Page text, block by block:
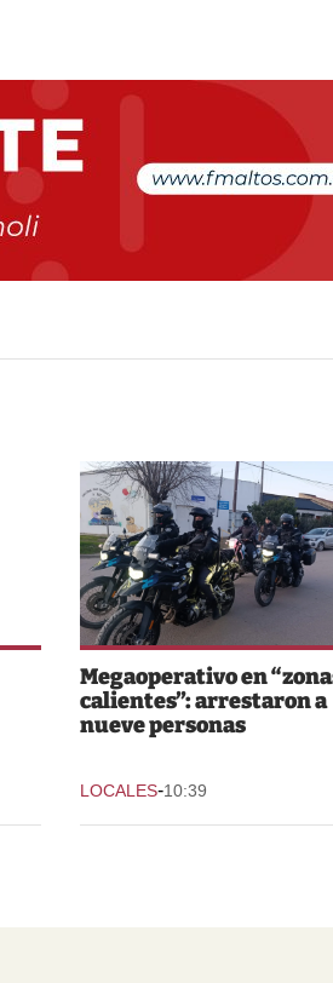
Megaoperativo en
calientes”: arrestaron a
nueve personas
LOCALES-10:39